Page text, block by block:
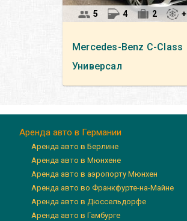
Mercedes-Benz C-Class
Универсал
5 4 2 +
Аренда авто в Германии
Аренда авто в Берлине
Аренда авто в Мюнхене
Аренда авто в аэропорту Мюнхен
Аренда авто во Франкфурте-на-Майне
Аренда авто в Дюссельдорфе
Аренда авто в Гамбурге